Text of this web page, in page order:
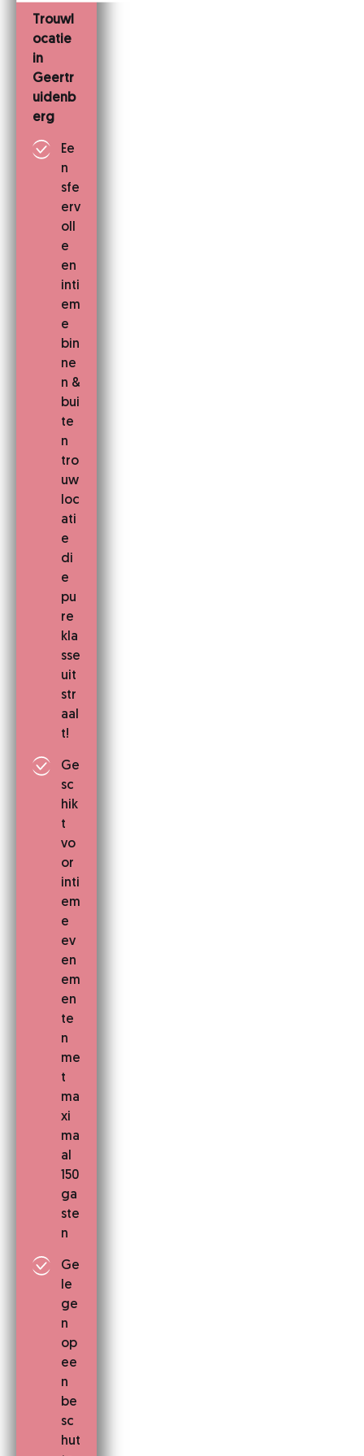
Trouwl
ocatie
in
Geertr
uidenb
erg
Ee
n
sfe
erv
oll
e
en
inti
em
e
bin
ne
n &
bui
te
n
tro
uw
loc
ati
e
di
e
pu
re
kla
sse
uit
str
aal
t!
Ge
sc
hik
t
vo
or
inti
em
e
ev
en
em
en
te
n
me
t
ma
xi
ma
al
150
ga
ste
n
Ge
le
ge
n
op
ee
n
be
sc
hut